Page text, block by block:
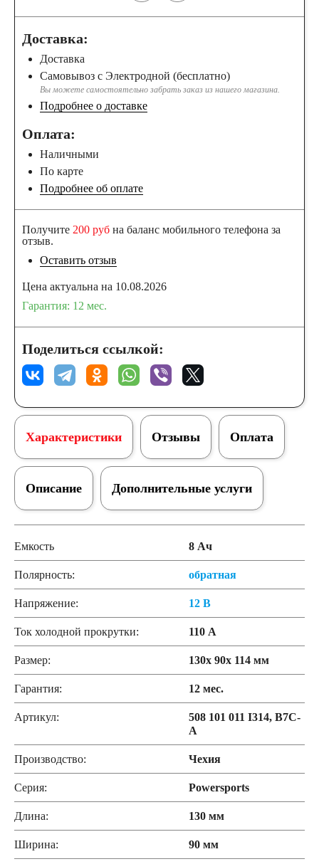
Доставка:
Доставка
Самовывоз с Электродной (бесплатно)
Вы можете самостоятельно забрать заказ из нашего магазина.
Подробнее о доставке
Оплата:
Наличными
По карте
Подробнее об оплате
Получите 200 руб на баланс мобильного телефона за
отзыв.
Оставить отзыв
Цена актуальна на 10.08.2026
Гарантия: 12 мес.
Поделиться ссылкой:
Характеристики
Дополнительные услуги
Отзывы Оплата
Описание
Емкость 8 Ач
Полярность: обратная
Напряжение: 12 В
Ток холодной прокрутки: 110 А
Размер: 130x 90x 114 мм
Гарантия: 12 мес.
Артикул:
508 101 011 I314, B7C-
A
Производство: Чехия
Серия: Powersports
Длина: 130 мм
Ширина: 90 мм